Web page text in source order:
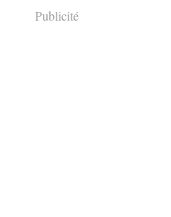
Publicité